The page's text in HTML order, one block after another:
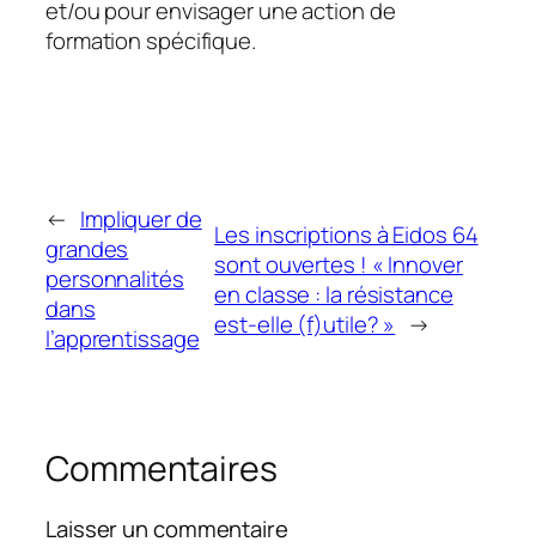
et/ou pour envisager une action de
formation spécifique.
← Impliquer de
grandes
personnalités
dans
l’apprentissage
Les inscriptions à Eidos 64
sont ouvertes ! « Innover
en classe : la résistance
est-elle (f)utile? » →
Commentaires
Laisser un commentaire